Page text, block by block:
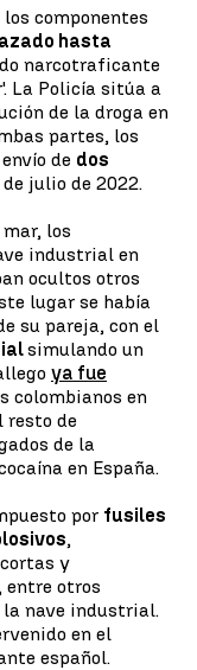
componentes
hasta
narcotraficante
La Policía sitúa a
de la droga en
partes, los
de dos
julio de 2022.
los
industrial en
ocultos otros
lugar se había
su pareja, con el
simulando un
ya fue
colombianos en
resto de
de la
en España.
por fusiles
,
y
otros
la nave industrial.
en el
español.